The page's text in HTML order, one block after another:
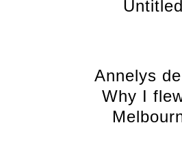
Untitled
Annelys
Why I